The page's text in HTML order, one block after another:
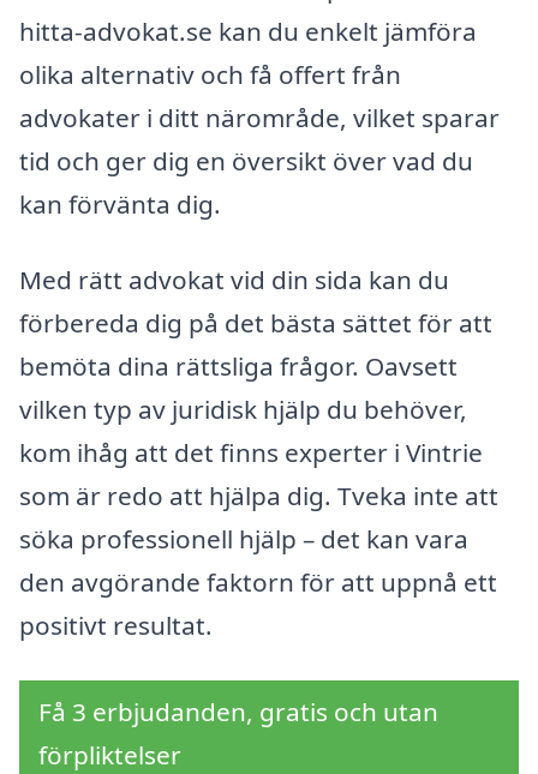
hitta-advokat.se kan du enkelt jämföra
olika alternativ och få offert från
advokater i ditt närområde, vilket sparar
tid och ger dig en översikt över vad du
kan förvänta dig.
Med rätt advokat vid din sida kan du
förbereda dig på det bästa sättet för att
bemöta dina rättsliga frågor. Oavsett
vilken typ av juridisk hjälp du behöver,
kom ihåg att det finns experter i Vintrie
som är redo att hjälpa dig. Tveka inte att
söka professionell hjälp – det kan vara
den avgörande faktorn för att uppnå ett
positivt resultat.
Få 3 erbjudanden, gratis och utan
förpliktelser